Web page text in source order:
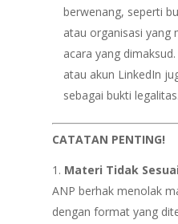
berwenang, seperti
atau organisasi yang
acara yang
atau akun LinkedIn
sebagai bukti legalitas.
CATATAN PENTING!
Materi Tidak
ANP berhak menolak
dengan format yang